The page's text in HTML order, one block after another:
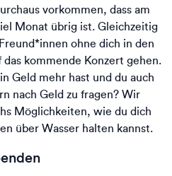
vorkommen, dass am
Monat übrig ist. Gleichzeitig
ohne dich in den
kommende Konzert gehen.
Geld mehr hast und du auch
nach Geld zu fragen? Wir
Möglichkeiten, wie du dich
über Wasser halten kannst.